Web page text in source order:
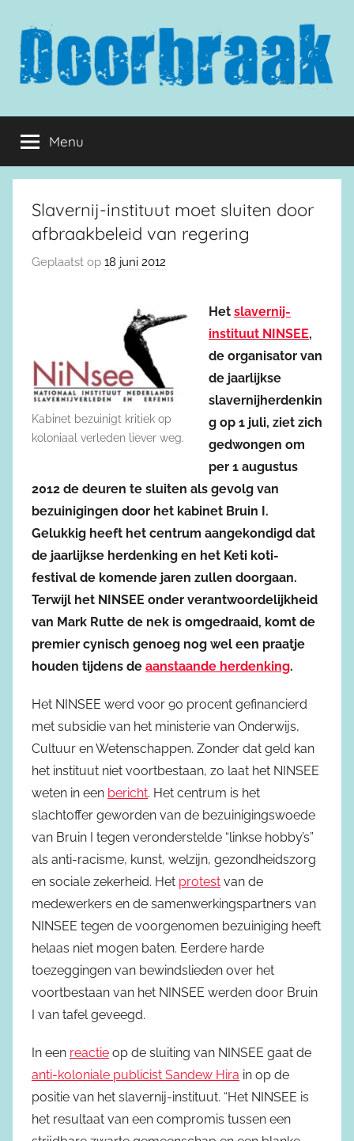
inhoud
springen
Doorbraak.eu
Menu
Slavernij-instituut moet sluiten door
afbraakbeleid van regering
Geplaatst op 18 juni 2012
Kabinet bezuinigt kritiek op
koloniaal verleden liever weg.
Het slavernij-
instituut NINSEE,
de organisator van
de jaarlijkse
slavernijherdenkin
g op 1 juli, ziet zich
gedwongen om
per 1 augustus
2012 de deuren te sluiten als gevolg van
bezuinigingen door het kabinet Bruin I.
Gelukkig heeft het centrum aangekondigd dat
de jaarlijkse herdenking en het Keti koti-
festival de komende jaren zullen doorgaan.
Terwijl het NINSEE onder verantwoordelijkheid
van Mark Rutte de nek is omgedraaid, komt de
premier cynisch genoeg nog wel een praatje
houden tijdens de aanstaande herdenking.
Het NINSEE werd voor 90 procent gefinancierd
met subsidie van het ministerie van Onderwijs,
Cultuur en Wetenschappen. Zonder dat geld kan
het instituut niet voortbestaan, zo laat het NINSEE
weten in een bericht. Het centrum is het
slachtoffer geworden van de bezuinigingswoede
van Bruin I tegen veronderstelde “linkse hobby’s”
als anti-racisme, kunst, welzijn, gezondheidszorg
en sociale zekerheid. Het protest van de
medewerkers en de samenwerkingspartners van
NINSEE tegen de voorgenomen bezuiniging heeft
helaas niet mogen baten. Eerdere harde
toezeggingen van bewindslieden over het
voortbestaan van het NINSEE werden door Bruin
I van tafel geveegd.
In een reactie op de sluiting van NINSEE gaat de
anti-koloniale publicist Sandew Hira in op de
positie van het slavernij-instituut. “Het NINSEE is
het resultaat van een compromis tussen een